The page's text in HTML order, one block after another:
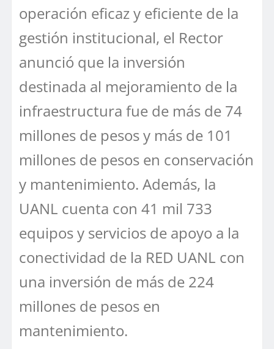
operación eficaz y eficiente de la
gestión institucional, el Rector
anunció que la inversión
destinada al mejoramiento de la
infraestructura fue de más de 74
millones de pesos y más de 101
millones de pesos en conservación
y mantenimiento. Además, la
UANL cuenta con 41 mil 733
equipos y servicios de apoyo a la
conectividad de la RED UANL con
una inversión de más de 224
millones de pesos en
mantenimiento.